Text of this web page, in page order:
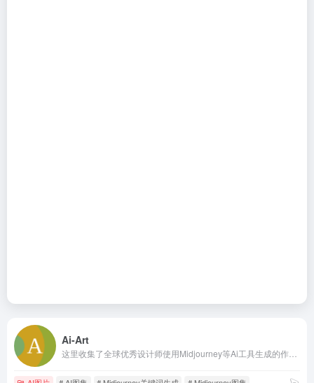
Ai-Art